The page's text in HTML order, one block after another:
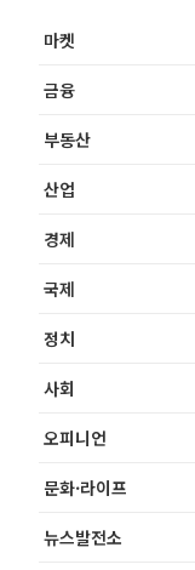
마켓
금융
부동산
산업
경제
국제
정치
사회
오피니언
문화·라이프
뉴스발전소